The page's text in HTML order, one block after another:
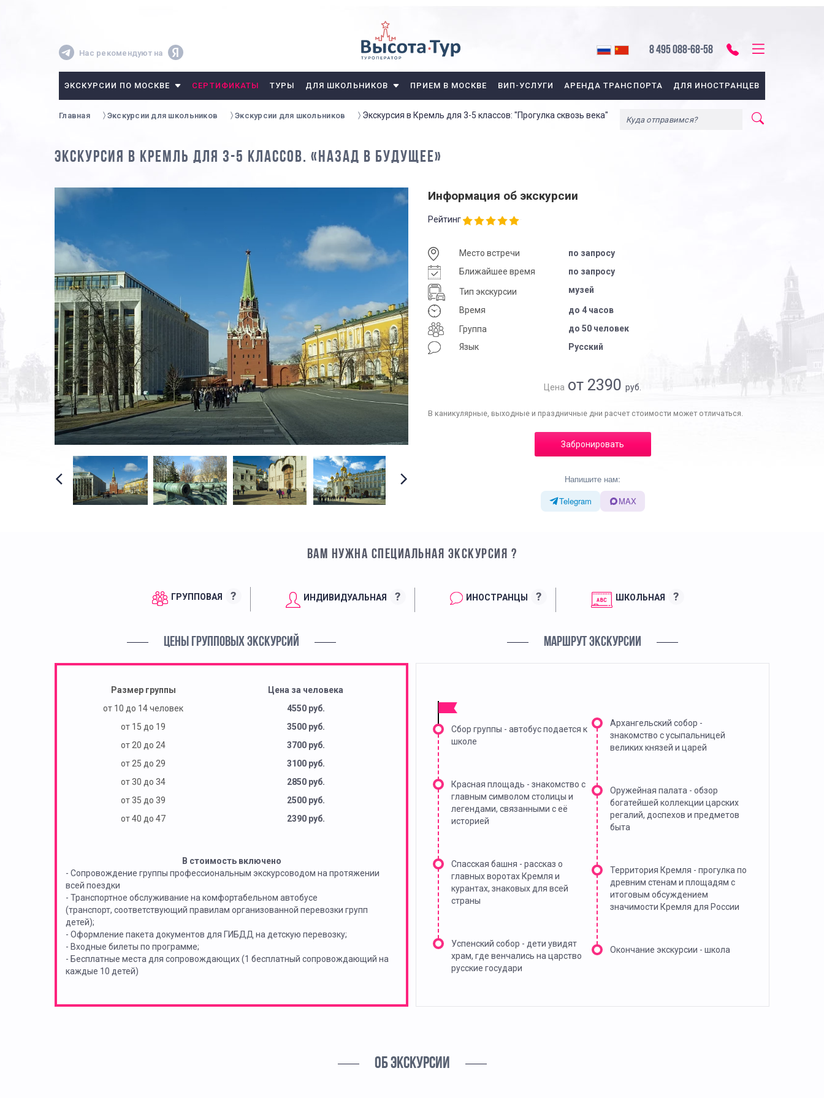
Нас рекомендуют на 8 495 088-68-58
ЭКСКУРСИИ ПО МОСКВЕ СЕРТИФИКАТЫ ТУРЫ ДЛЯ ШКОЛЬНИКОВ ПРИЕМ В МОСКВЕ ВИП-УСЛУГИ АРЕНДА ТРАНСПОРТА ДЛЯ ИНОСТРАНЦЕВ
Главная Экскурсии для школьников Экскурсии для школьников Экскурсия в Кремль для 3-5 классов: "Прогулка сквозь века"
ЭКСКУРСИЯ В КРЕМЛЬ ДЛЯ 3-5 КЛАССОВ. «НАЗАД В БУДУЩЕЕ»
Информация об экскурсии
Рейтинг
Место встречи
по запросу
Ближайшее время
по запросу
Тип экскурсии музей
Время
до 4 часов
Группа
до 50 человек
Язык
Русский
Цена от 2390 руб.
В каникулярные, выходные и праздничные дни расчет стоимости может отличаться.
Забронировать
Напишите нам:
Telegram
MAX
ВАМ НУЖНА СПЕЦИАЛЬНАЯ ЭКСКУРСИЯ ?
ГРУППОВАЯ ? ИНДИВИДУАЛЬНАЯ ? ИНОСТРАНЦЫ ? ШКОЛЬНАЯ ?
ЦЕНЫ ГРУППОВЫХ ЭКСКУРСИЙ
Размер группы
Цена за человека
от 10 до 14 человек
4550 руб.
от 15 до 19
3500 руб.
от 20 до 24
3700 руб.
от 25 до 29
3100 руб.
от 30 до 34
2850 руб.
от 35 до 39
2500 руб.
от 40 до 47
2390 руб.
В стоимость включено
- Сопровождение группы профессиональным экскурсоводом на протяжении
всей поездки
- Транспортное обслуживание на комфортабельном автобусе
(транспорт, соответствующий правилам организованной перевозки групп
детей);
- Оформление пакета документов для ГИБДД на детскую перевозку;
- Входные билеты по программе;
- Бесплатные места для сопровождающих (1 бесплатный сопровождающий на
каждые 10 детей)
МАРШРУТ ЭКСКУРСИИ
Сбор группы - автобус подается к
школе
Красная площадь - знакомство с
главным символом столицы и
легендами, связанными с её
историей
Спасская башня - рассказ о
главных воротах Кремля и
курантах, знаковых для всей
страны
Успенский собор - дети увидят
храм, где венчались на царство
русские государи
Архангельский собор -
знакомство с усыпальницей
великих князей и царей
Оружейная палата - обзор
богатейшей коллекции царских
регалий, доспехов и предметов
быта
Территория Кремля - прогулка по
древним стенам и площадям с
итоговым обсуждением
значимости Кремля для России
Окончание экскурсии - школа
ОБ ЭКСКУРСИИ